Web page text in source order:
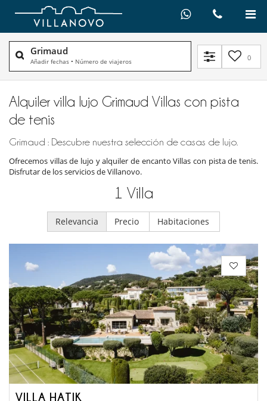
Grimaud
Añadir fechas • Número de viajeros 0
Alquiler villa lujo Grimaud Villas con pista
de tenis
Grimaud : Descubre nuestra selección de casas de lujo.
Ofrecemos villas de lujo y alquiler de encanto Villas con pista de tenis.
Disfrutar de los servicios de Villanovo.
1 Villa
Relevancia Precio Habitaciones
VILLA HATIK